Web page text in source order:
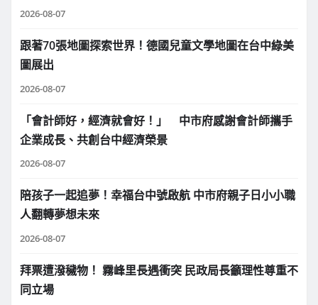
2026-08-07
跟著70張地圖探索世界！德國兒童文學地圖在台中綠美
圖展出
2026-08-07
「會計師好，經濟就會好！」 中市府感謝會計師攜手
企業成長、共創台中經濟榮景
2026-08-07
陪孩子一起追夢！幸福台中號啟航 中市府親子日小小職
人翻轉夢想未來
2026-08-07
拜票遭潑穢物！ 霧峰里長遇衝突 民政局長籲理性尊重不
同立場